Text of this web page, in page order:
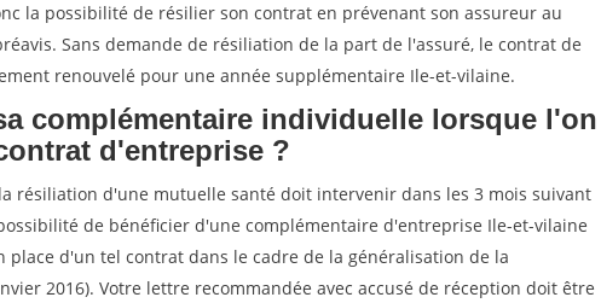
la possibilité de résilier son contrat en prévenant son assureur au
Sans demande de résiliation de la part de l'assuré, le contrat de
renouvelé pour une année supplémentaire Ile-et-vilaine.
complémentaire individuelle lorsque l'on
d'entreprise ?
résiliation d'une mutuelle santé doit intervenir dans les 3 mois suivant
de bénéficier d'une complémentaire d'entreprise Ile-et-vilaine
place d'un tel contrat dans le cadre de la généralisation de la
2016). Votre lettre recommandée avec accusé de réception doit être